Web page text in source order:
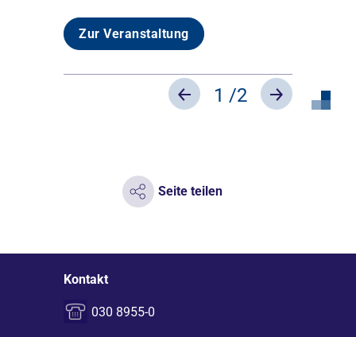
Zur Veranstaltung
Previous
1 /2 Next
Seite teilen
Kontakt
030 8955-0